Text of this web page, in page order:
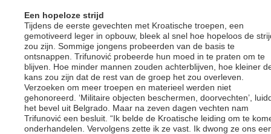
Een hopeloze strijd
Tijdens de eerste gevechten met Kroatische troepen, een
gemotiveerd leger in opbouw, bleek al snel hoe hopeloos de
zou zijn. Sommige jongens probeerden van de basis te
ontsnappen. Trifunović probeerde hun moed in te praten om te
blijven. Hoe minder mannen zouden achterblijven, hoe kleiner
kans zou zijn dat de rest van de groep het zou overleven.
Verzoeken om meer troepen en materieel werden niet
gehonoreerd. ‘Militaire objecten beschermen, doorvechten’,
het bevel uit Belgrado. Maar na zeven dagen vechten nam
Trifunović een besluit. “Ik belde de Kroatische leiding om te
onderhandelen. Vervolgens zette ik ze vast. Ik dwong ze ons